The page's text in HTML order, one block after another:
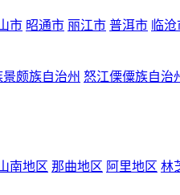
市 昭通市 丽江市 普洱市 临
颇族自治州 怒江傈僳族自治
南地区 那曲地区 阿里地区 林